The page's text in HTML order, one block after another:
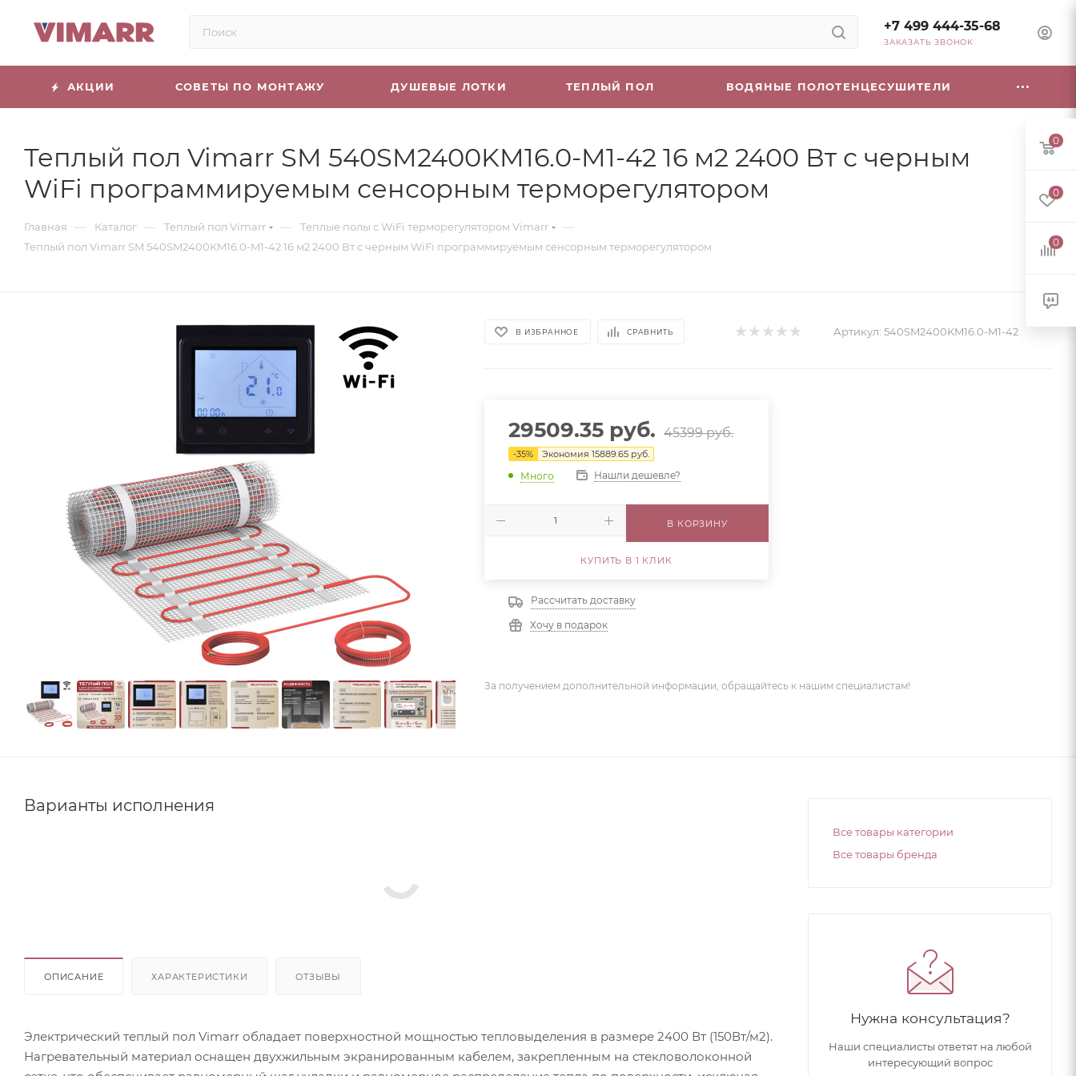
+7 499 444-35-68
ЗАКАЗАТЬ ЗВОНОК
АКЦИИ СОВЕТЫ ПО МОНТАЖУ ДУШЕВЫЕ ЛОТКИ ТЕПЛЫЙ ПОЛ ВОДЯНЫЕ ПОЛОТЕНЦЕСУШИТЕЛИ
Теплый пол Vimarr SM 540SM2400KM16.0-M1-42 16 м2 2400 Вт с черным
WiFi программируемым сенсорным терморегулятором
Главная — Каталог — Теплый пол Vimarr — Теплые полы с WiFi терморегулятором Vimarr —
Теплый пол Vimarr SM 540SM2400KM16.0-M1-42 16 м2 2400 Вт с черным WiFi программируемым сенсорным терморегулятором
В ИЗБРАННОЕ СРАВНИТЬ Артикул: 540SM2400KM16.0-M1-42
29509.35 руб. 45399руб.
-35% Экономия15889.65 руб.
Много Нашли дешевле?
В КОРЗИНУ
КУПИТЬ В 1 КЛИК
Рассчитать доставку
Хочу в подарок
За получением дополнительной информации, обращайтесь к нашим специалистам!
Варианты исполнения
ОПИСАНИЕ ХАРАКТЕРИСТИКИ ОТЗЫВЫ
Электрический теплый пол Vimarr обладает поверхностной мощностью тепловыделения в размере 2400 Вт (150Вт/м2).
Нагревательный материал оснащен двухжильным экранированным кабелем, закрепленным на стекловолоконной
Все товары категории
Все товары бренда
Нужна консультация?
Наши специалисты ответят на любой
интересующий вопрос
0
0
0